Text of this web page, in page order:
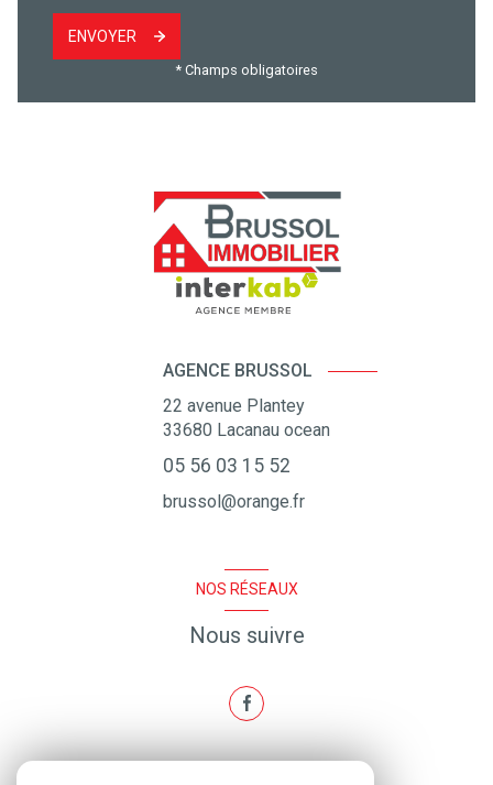
ENVOYER
* Champs obligatoires
AGENCE BRUSSOL
22 avenue Plantey
33680 Lacanau ocean
05 56 03 15 52
brussol@orange.fr
NOS RÉSEAUX
Nous suivre